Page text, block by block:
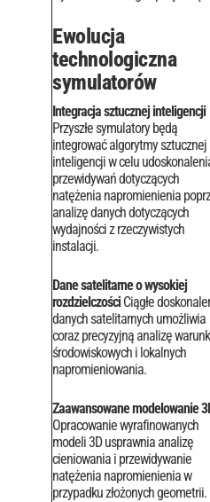
Ewolucja
technologiczna
symulatorów
Integracja sztucznej inteligencji
Przyszłe symulatory będą
integrować algorytmy sztucznej
inteligencji w celu
przewidywań dotyczących
natężenia napromienienia
analizę danych dotyczących
wydajności z rzeczywistych
instalacji.
Dane satelitarne o wysokiej
rozdzielczościCiągłe
danych satelitarnych umożliwia
coraz precyzyjną analizę
środowiskowych i lokalnych
napromieniowania.
Zaawansowane modelowanie
Opracowanie wyrafinowanych
modeli 3D usprawnia analizę
cieniowania i przewidywanie
natężenia napromienienia w
przypadku złożonych geometrii.